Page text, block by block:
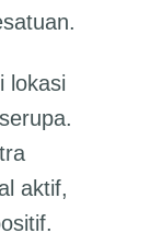
lokasi
aktif,